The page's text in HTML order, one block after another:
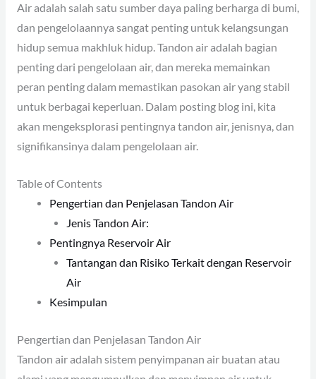
Air adalah salah satu sumber daya paling berharga di bumi,
dan pengelolaannya sangat penting untuk kelangsungan
hidup semua makhluk hidup. Tandon air adalah bagian
penting dari pengelolaan air, dan mereka memainkan
peran penting dalam memastikan pasokan air yang stabil
untuk berbagai keperluan. Dalam posting blog ini, kita
akan mengeksplorasi pentingnya tandon air, jenisnya, dan
signifikansinya dalam pengelolaan air.
Table of Contents
Pengertian dan Penjelasan Tandon Air
Jenis Tandon Air:
Pentingnya Reservoir Air
Tantangan dan Risiko Terkait dengan Reservoir
Air
Kesimpulan
Pengertian dan Penjelasan Tandon Air
Tandon air adalah sistem penyimpanan air buatan atau